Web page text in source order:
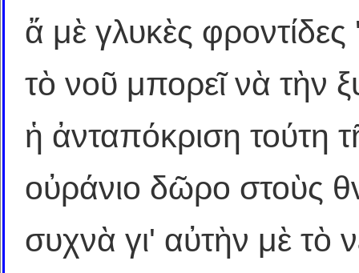
ἄ μὲ γλυκὲς
τὸ νοῦ μπορεῖ νὰ τὴν
ἡ ἀνταπόκριση τούτη
οὐράνιο δῶρο στοὺς
συχνὰ γι' αὐτὴν μὲ τὸ